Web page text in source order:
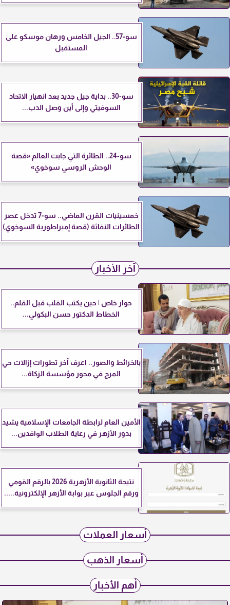
سو-57.. الجيل الخامس ورهان موسكو على
المستقبل
سو-30.. بداية جيل جديد بعد انهيار الاتحاد
السوفيتي وإلى أين وصل الدب...
سو-24.. الطائرة التي جابت العالم «قصة
الوحش الروسي سوخوي»
خمسينيات القرن الماضي.. سو-7 تدخل عصر
الطائرات النفاثة (قصة إمبراطورية السوخوي)
آخر الأخبار
حوار خاص | حين يكتب القلب قبل القلم..
الخطاط الدكتور حسن البكولي...
بالخرائط والصور.. اعرف آخر تطورات إزالات حي
المرج في محور مؤسسة الزكاة...
الأمين العام لرابطة الجامعات الإسلامية يشيد
بدور الأزهر في رعاية الطلاب الوافدين...
نتيجة الثانوية الأزهرية 2026 بالرقم القومي
ورقم الجلوس عبر بوابة الأزهر الإلكترونية.....
أسعار العملات
أسعار الذهب
أهم الأخبار